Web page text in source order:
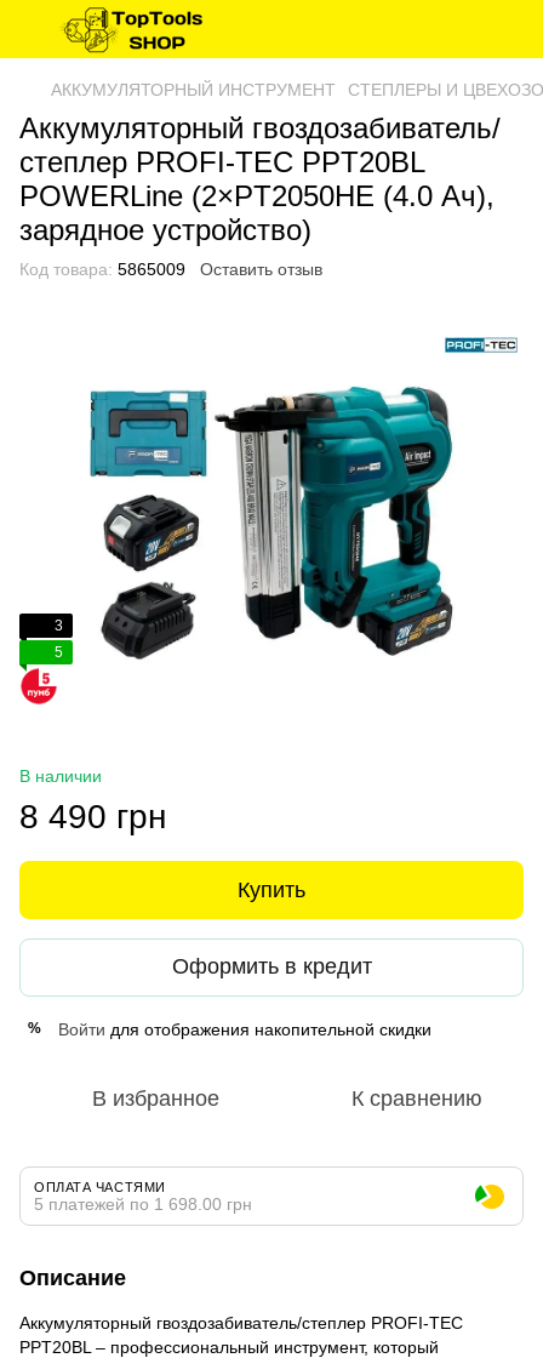
АККУМУЛЯТОРНЫЙ ИНСТРУМЕНТ СТЕПЛЕРЫ И
Аккумуляторный гвоздозабиватель/
степлер PROFI-TEC PPT20BL
POWERLine (2×PT2050HE (4.0 Ач),
зарядное устройство)
Код товара: 5865009 Оставить отзыв
3
5
В наличии
8 490 грн
Купить
Оформить в кредит
% Войти для отображения накопительной скидки
В избранное К сравнению
ОПЛАТА ЧАСТЯМИ
5 платежей по 1 698.00 грн
Описание
Аккумуляторный гвоздозабиватель/степлер PROFI-TEC
PPT20BL – профессиональный инструмент, который